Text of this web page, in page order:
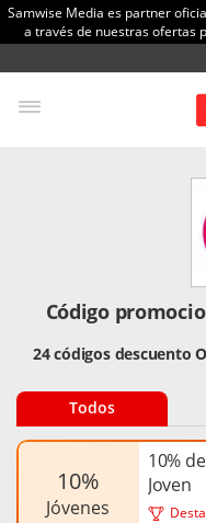
Samwise Media es partner
a través de nuestras ofertas
Código
24 códigos descuento
Todos
10%
jóvenes
10%
Joven